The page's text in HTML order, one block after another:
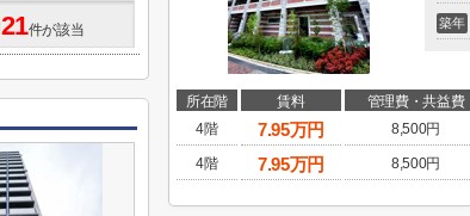
築年
所在階 賃料 管理費・共益費
4階
7.95万円 8,500円
4階
7.95万円 8,500円
21件が該当